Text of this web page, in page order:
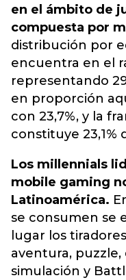
en el ámbito de
compuesta por
distribución por
encuentra en el
representando
en proporción
con 23,7%, y la
constituye 23,1%
Los millennials
mobile gaming
Latinoamérica.
se consumen se
lugar los
aventura,
simulación y